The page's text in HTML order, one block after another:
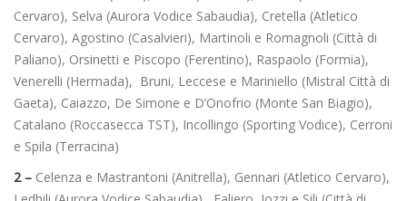
Cervaro), Selva (Aurora Vodice Sabaudia), Cretella (Atletico
Cervaro), Agostino (Casalvieri), Martinoli e Romagnoli (Città di
Paliano), Orsinetti e Piscopo (Ferentino), Raspaolo (Formia),
Venerelli (Hermada), Bruni, Leccese e Mariniello (Mistral Città di
Gaeta), Caiazzo, De Simone e D’Onofrio (Monte San Biagio),
Catalano (Roccasecca TST), Incollingo (Sporting Vodice), Cerroni
e Spila (Terracina)
2 – Celenza e Mastrantoni (Anitrella), Gennari (Atletico Cervaro),